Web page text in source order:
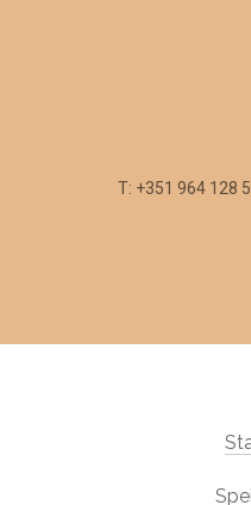
T: +351 964 128